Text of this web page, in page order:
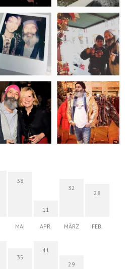
38
MAI
11
APR.
32
MÄRZ
28
FEB.
35
41
29